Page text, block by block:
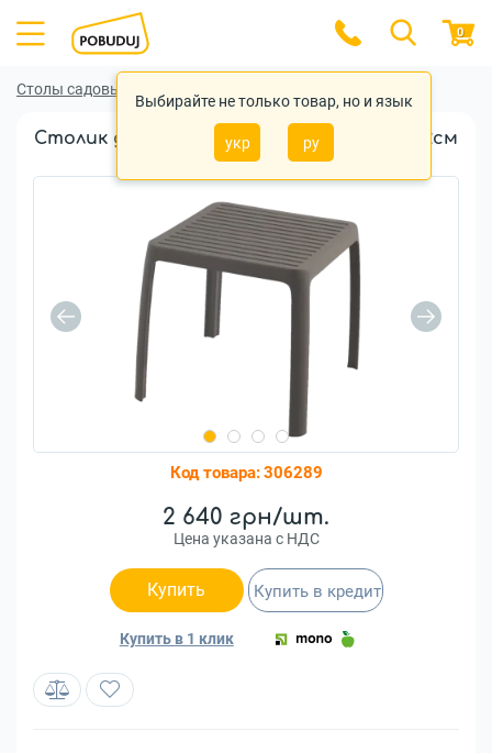
Выбирайте не только товар, но и язык
укр ру
0
Столы садовые
Столик для шезлонга Papatya Wave 42x42см
(4343)
Код товара:306289
2 640 грн/шт.
Цена указана с НДС
Купить
Купить в 1 клик
Купить в кредит